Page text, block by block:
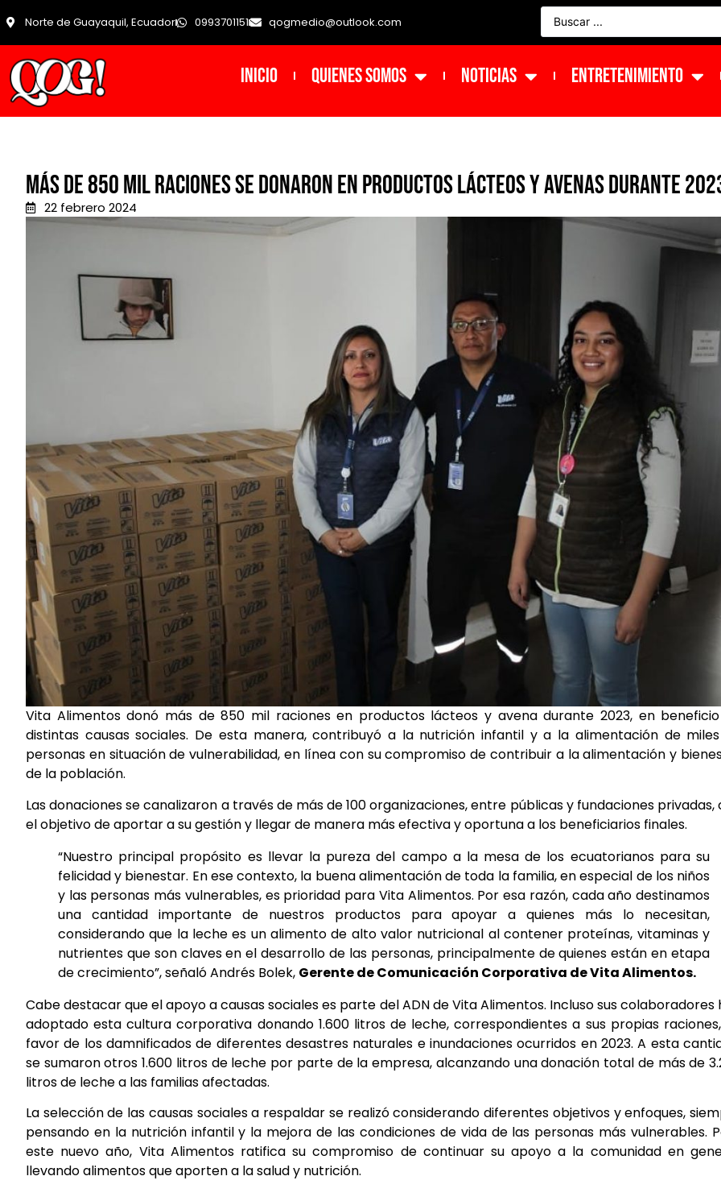
Norte de Guayaquil, Ecuador 0993701151 qogmedio@outlook.com
INICIO Quienes Somos NOTICIAS ENTRETENIMIENTO
Más de 850 mil raciones se donaron en productos lácteos y avenas durante
22 febrero 2024
Vita Alimentos donó más de 850 mil raciones en productos lácteos y avena durante 2023, en
distintas causas sociales. De esta manera, contribuyó a la nutrición infantil y a la alimentación de
personas en situación de vulnerabilidad, en línea con su compromiso de contribuir a la alimentación y
de la población.
Las donaciones se canalizaron a través de más de 100 organizaciones, entre públicas y fundaciones privadas,
el objetivo de aportar a su gestión y llegar de manera más efectiva y oportuna a los beneficiarios finales.
“Nuestro principal propósito es llevar la pureza del campo a la mesa de los ecuatorianos para su
felicidad y bienestar. En ese contexto, la buena alimentación de toda la familia, en especial de los niños
y las personas más vulnerables, es prioridad para Vita Alimentos. Por esa razón, cada año destinamos
una cantidad importante de nuestros productos para apoyar a quienes más lo necesitan,
considerando que la leche es un alimento de alto valor nutricional al contener proteínas, vitaminas y
nutrientes que son claves en el desarrollo de las personas, principalmente de quienes están en etapa
de crecimiento”, señaló Andrés Bolek, Gerente de Comunicación Corporativa de Vita Alimentos.
Cabe destacar que el apoyo a causas sociales es parte del ADN de Vita Alimentos. Incluso sus colaboradores
adoptado esta cultura corporativa donando 1.600 litros de leche, correspondientes a sus propias
favor de los damnificados de diferentes desastres naturales e inundaciones ocurridos en 2023. A esta
se sumaron otros 1.600 litros de leche por parte de la empresa, alcanzando una donación total de más de
litros de leche a las familias afectadas.
La selección de las causas sociales a respaldar se realizó considerando diferentes objetivos y enfoques,
pensando en la nutrición infantil y la mejora de las condiciones de vida de las personas más vulnerables.
este nuevo año, Vita Alimentos ratifica su compromiso de continuar su apoyo a la comunidad en
llevando alimentos que aporten a la salud y nutrición.